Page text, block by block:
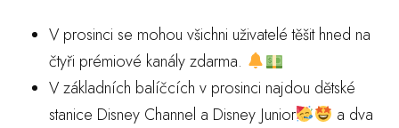
V prosinci se mohou všichni uživatelé těšit hned na
čtyři prémiové kanály zdarma.
V základních balíčcích v prosinci najdou dětské
stanice Disney Channel a Disney Junior
a dva